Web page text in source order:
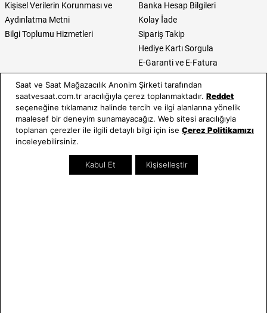
Kişisel Verilerin Korunması ve
Aydınlatma Metni
Bilgi Toplumu Hizmetleri
Banka Hesap Bilgileri
Kolay İade
Sipariş Takip
Hediye Kartı Sorgula
E-Garanti ve E-Fatura
Saat ve Saat
Hakkımızda
Neden Saat ve Saat
Kategoriler
Erkek Saat
Kadın Saat
Takı & Aksesuar
Saat ve Saat Mağazacılık Anonim Şirketi tarafından
saatvesaat.com.tr aracılığıyla çerez toplanmaktadır. Reddet
seçeneğine tıklamanız halinde tercih ve ilgi alanlarına yönelik
maalesef bir deneyim sunamayacağız. Web sitesi aracılığıyla
toplanan çerezler ile ilgili detaylı bilgi için ise Çerez Politikamızı
inceleyebilirsiniz.
Kabul Et Kişiselleştir